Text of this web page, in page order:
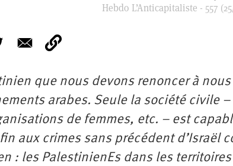
Hebdo L’Anticapitaliste - 557
que nous devons renoncer à nous
arabes. Seule la société civile
de femmes, etc. – est
aux crimes sans précédent d’Israël
: les PalestinienEs dans les territoires